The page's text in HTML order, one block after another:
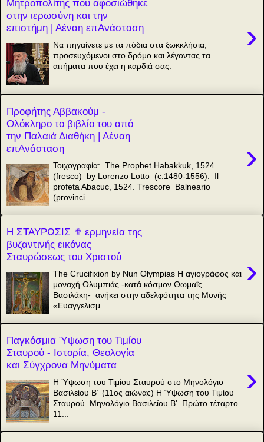
Μητροπολίτης που αφοσιώθηκε
στην ιερωσύνη και την
επιστήμη | Αέναη επΑνάσταση
›
Να πηγαίνετε με τα πόδια στα ξωκκλήσια,
προσευχόμενοι στο δρόμο και λέγοντας τα
αιτήματα που έχει η καρδιά σας.
Προφήτης Αββακούμ -
Ολόκληρο το βιβλίο του από
την Παλαιά Διαθήκη | Αέναη
επΑνάσταση
›
Τοιχογραφία: The Prophet Habakkuk, 1524
(fresco) by Lorenzo Lotto (c.1480-1556). Il
profeta Abacuc, 1524. Trescore Balneario
(provinci...
Η ΣΤΑΥΡΩΣΙΣ ✟ ερμηνεία της
βυζαντινής εικόνας
Σταυρώσεως του Χριστού
›
The Crucifixion by Nun Olympias Η αγιογράφος και
μοναχή Ολυμπιάς -κατά κόσμον Θωμαΐς
Βασιλάκη- ανήκει στην αδελφότητα της Μονής
«Ευαγγελισμ...
Παγκόσμια Ύψωση του Τιμίου
Σταυρού - Ιστορία, Θεολογία
και Σύγχρονα Μηνύματα
›
Η Ύψωση του Τιμίου Σταυρού στο Μηνολόγιο
Βασιλείου Β΄ (11ος αιώνας) Η Ύψωση του Τιμίου
Σταυρού. Μηνολόγιο Βασιλείου Β'. Πρώτο τέταρτο
11...